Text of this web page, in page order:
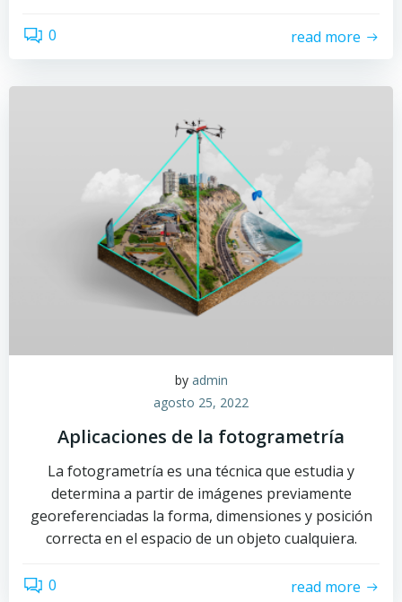
0 read more
by admin
agosto 25, 2022
Aplicaciones de la fotogrametría
La fotogrametría es una técnica que estudia y
determina a partir de imágenes previamente
georeferenciadas la forma, dimensiones y posición
correcta en el espacio de un objeto cualquiera.
0 read more